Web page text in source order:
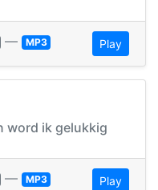
— MP3 Play
word ik gelukkig
— MP3 Play